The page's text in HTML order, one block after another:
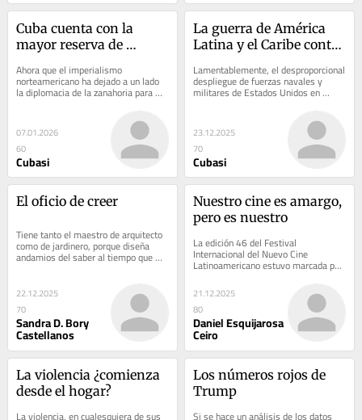
Cuba cuenta con la
mayor reserva de
antimperialista del
planeta
Ahora que el imperialismo
norteamericano ha dejado a un lado
la diplomacia de la zanahoria para
empuñar el gran garrote contra
07.01.2026
60
Cubasi
La guerra de América
Latina y el Caribe contra
Lamentablemente, el desproporcional
despliegue de fuerzas navales y
militares de Estados Unidos en
23.12.2025
70
Cubasi
El oficio de creer
Tiene tanto el maestro de arquitecto
como de jardinero, porque diseña
andamios del saber al tiempo que
riega con atención, abona con
22.12.2025
70
Sandra D. Bory
Castellanos
Nuestro cine es amargo,
pero es nuestro
La edición 46 del Festival
Internacional del Nuevo Cine
Latinoamericano estuvo marcada por
las controversias y polémicas que
suelen acompañar este...
21.12.2025
80
Daniel Esquijarosa
Ceiro
La violencia ¿comienza
desde el hogar?
Los números rojos de
Trump